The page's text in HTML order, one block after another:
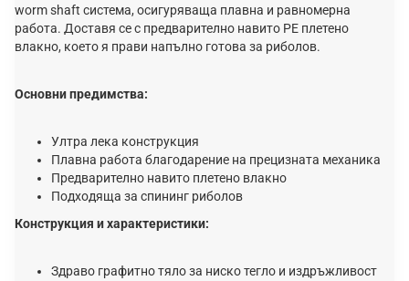
worm shaft система, осигуряваща плавна и равномерна
работа. Доставя се с предварително навито PE плетено
влакно, което я прави напълно готова за риболов.
Основни предимства:
Ултра лека конструкция
Плавна работа благодарение на прецизната механика
Предварително навито плетено влакно
Подходяща за спининг риболов
Конструкция и характеристики:
Здраво графитно тяло за ниско тегло и издръжливост